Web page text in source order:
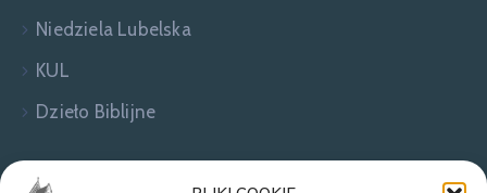
Niedziela Lubelska
KUL
Dzieło Biblijne